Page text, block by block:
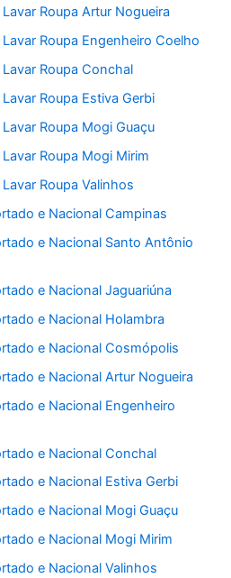
Roupa Artur Nogueira
Roupa Engenheiro Coelho
Roupa Conchal
Roupa Estiva Gerbi
Roupa Mogi Guaçu
Roupa Mogi Mirim
Roupa Valinhos
e Nacional Campinas
e Nacional Santo Antônio
e Nacional Jaguariúna
e Nacional Holambra
e Nacional Cosmópolis
e Nacional Artur Nogueira
e Nacional Engenheiro
e Nacional Conchal
e Nacional Estiva Gerbi
e Nacional Mogi Guaçu
e Nacional Mogi Mirim
e Nacional Valinhos